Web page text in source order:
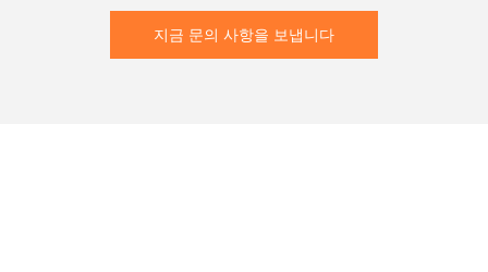
지금 문의 사항을 보냅니다